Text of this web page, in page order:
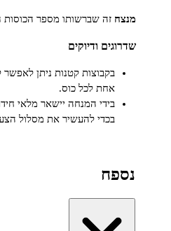
זה שברשותו מספר הכוסות הרב ביותר.
ודיוקים
בקבוצות קטנות ניתן לאפשר לכל
אחת לכל כוס.
בידי המנחה יישאר מלאי חידות, להוסיף
בכדי להעשיר את מסלול הצעידה.